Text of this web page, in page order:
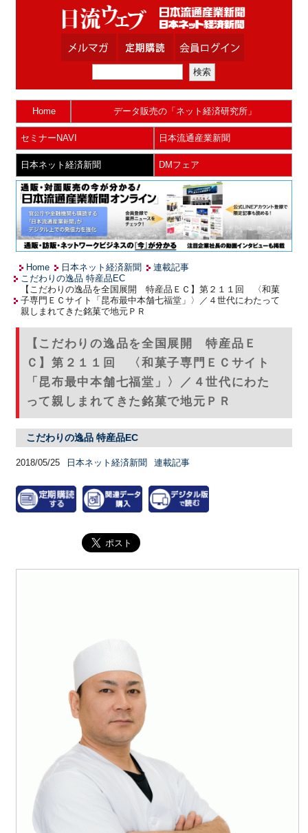
Home データ販売の「ネット経済研究所」
セミナーNAVI 日本流通産業新聞
日本ネット経済新聞 DMフェア
Home 日本ネット経済新聞
連載記事
こだわりの逸品 特産品EC
【こだわりの逸品を全国展開 特産品ＥＣ】第２１１回 〈和菓
子専門ＥＣサイト「昆布最中本舗七福堂」〉／４世代にわたって
親しまれてきた銘菓で地元ＰＲ
【こだわりの逸品を全国展開 特産品Ｅ
Ｃ】第２１１回 〈和菓子専門ＥＣサイト
「昆布最中本舗七福堂」〉／４世代にわた
って親しまれてきた銘菓で地元ＰＲ
こだわりの逸品 特産品EC
2018/05/25 日本ネット経済新聞 連載記事